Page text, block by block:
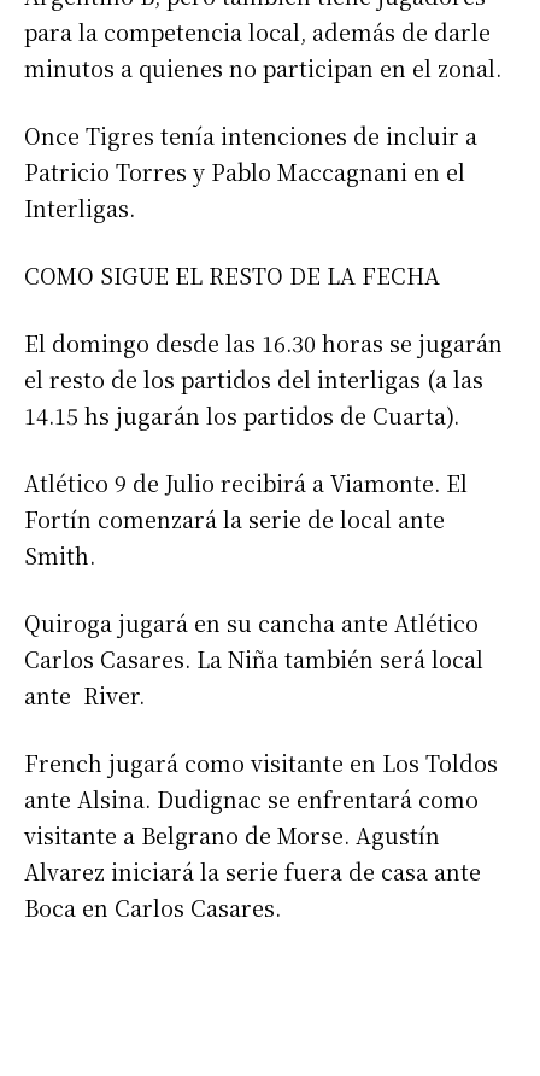
para la competencia local, además de darle
minutos a quienes no participan en el zonal.
Once Tigres tenía intenciones de incluir a
Patricio Torres y Pablo Maccagnani en el
Interligas.
COMO SIGUE EL RESTO DE LA FECHA
El domingo desde las 16.30 horas se jugarán
el resto de los partidos del interligas (a las
14.15 hs jugarán los partidos de Cuarta).
Atlético 9 de Julio recibirá a Viamonte. El
Fortín comenzará la serie de local ante
Smith.
Quiroga jugará en su cancha ante Atlético
Carlos Casares. La Niña también será local
ante River.
French jugará como visitante en Los Toldos
ante Alsina. Dudignac se enfrentará como
visitante a Belgrano de Morse. Agustín
Alvarez iniciará la serie fuera de casa ante
Boca en Carlos Casares.